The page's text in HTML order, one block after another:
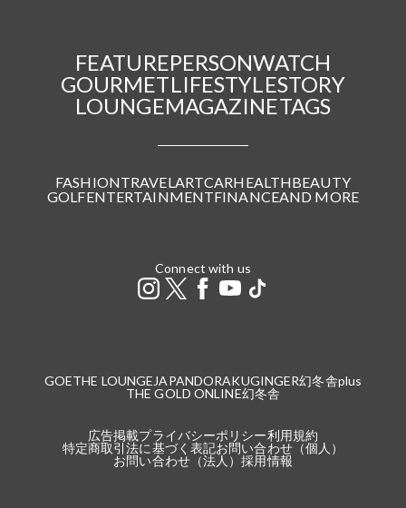
FEATUREPERSONWATCH
GOURMETLIFESTYLESTORY
LOUNGEMAGAZINETAGS
FASHIONTRAVELARTCARHEALTHBEAUTY
GOLFENTERTAINMENTFINANCEAND MORE
Connect with us
GOETHE LOUNGE JAPANDORAKUGINGER幻冬舎plus
THE GOLD ONLINE幻冬舎
広告掲載プライバシーポリシー利用規約
特定商取引法に基づく表記お問い合わせ（個人）
お問い合わせ（法人）採用情報